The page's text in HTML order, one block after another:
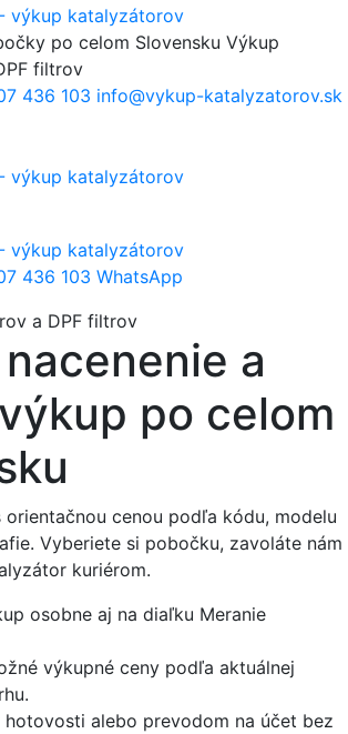
po celom Slovensku Výkup
filtrov
436 103 info@vykup-katalyzatorov.sk
436 103 WhatsApp
a DPF filtrov
a
po celom
orientačnou cenou podľa kódu, modelu
Vyberiete si pobočku, zavoláte nám
kuriérom.
osobne aj na diaľku Meranie
výkupné ceny podľa aktuálnej
hotovosti alebo prevodom na účet bez